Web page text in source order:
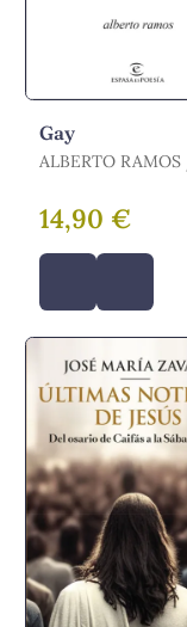
Gay
ALBERTO RAMOS /
14,90 €